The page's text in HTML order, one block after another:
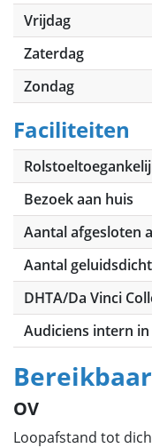
Vrijdag
Zaterdag
Zondag
Faciliteiten
Bezoek aan huis
Aantal afgesloten
Aantal
DHTA/Da Vinci
Audiciens intern
OV
Loopafstand tot